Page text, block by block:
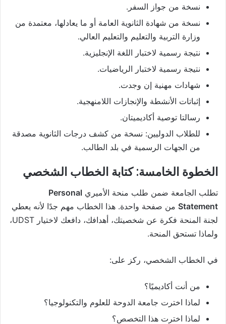
نسخة من جواز السفر.
نسخة من شهادة الثانوية العامة أو ما يعادلها، معتمدة من
وزارة التربية والتعليم والتعليم العالي.
نتيجة رسمية لاختبار اللغة الإنجليزية.
نتيجة رسمية لاختبار الرياضيات.
شهادات مهنية إن وجدت.
إثباتات الأنشطة والإنجازات اللامنهجية.
رسالتا توصية أكاديميتان.
للطلاب الدوليين: نسخة من كشف درجات الثانوية مصدقة
من الجهات الرسمية في بلد الطالب.
الخطوة الخامسة: كتابة الخطاب الشخصي
تطلب الجامعة ضمن طلب منحة الأميري Personal
Statement من صفحة واحدة. هذا الخطاب مهم جدًا لأنه يعطي
لجنة المنحة فكرة عن شخصيتك، أهدافك، دافعك لاختيار UDST،
ولماذا تستحق المنحة.
في الخطاب الشخصي، ركز على:
من أنت أكاديميًا؟
لماذا اخترت جامعة الدوحة للعلوم والتكنولوجيا؟
لماذا اخترت هذا التخصص؟